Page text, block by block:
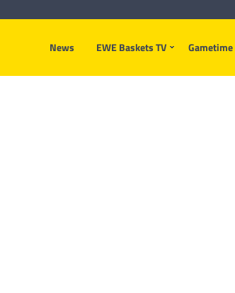
News EWE Baskets TV Gametime